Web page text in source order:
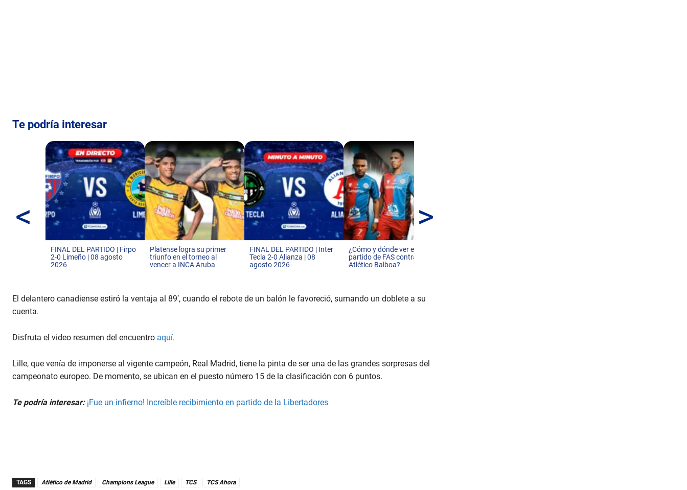
Te podría interesar
<
FINAL DEL PARTIDO | Firpo
2-0 Limeño | 08 agosto
2026
Platense logra su primer
triunfo en el torneo al
vencer a INCA Aruba
FINAL DEL PARTIDO | Inter
Tecla 2-0 Alianza | 08
agosto 2026
¿Cómo y dónde ver el
partido de FAS contra
Atlético Balboa?
>
El delantero canadiense estiró la ventaja al 89′, cuando el rebote de un balón le favoreció, sumando un doblete a su
cuenta.
Disfruta el video resumen del encuentro aquí.
Lille, que venía de imponerse al vigente campeón, Real Madrid, tiene la pinta de ser una de las grandes sorpresas del
campeonato europeo. De momento, se ubican en el puesto número 15 de la clasificación con 6 puntos.
Te podría interesar: ¡Fue un infierno! Increíble recibimiento en partido de la Libertadores
TAGS Atlético de Madrid Champions League Lille TCS TCS Ahora